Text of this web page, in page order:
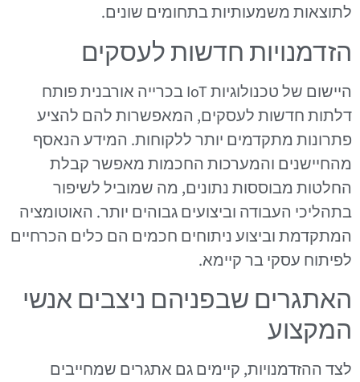
לתוצאות משמעותיות בתחומים שונים.
הזדמנויות חדשות לעסקים
היישום של טכנולוגיות IoT בכרייה אורבנית פותח
דלתות חדשות לעסקים, המאפשרות להם להציע
פתרונות מתקדמים יותר ללקוחות. המידע הנאסף
מהחיישנים והמערכות החכמות מאפשר קבלת
החלטות מבוססות נתונים, מה שמוביל לשיפור
בתהליכי העבודה וביצועים גבוהים יותר. האוטומציה
המתקדמת וביצוע ניתוחים חכמים הם כלים הכרחיים
לפיתוח עסקי בר קיימא.
האתגרים שבפניהם ניצבים אנשי
המקצוע
לצד ההזדמנויות, קיימים גם אתגרים שמחייבים